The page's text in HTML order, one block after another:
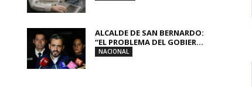
ALCALDE DE SAN BERNARDO:
“EL PROBLEMA DEL GOBIER...
NACIONAL